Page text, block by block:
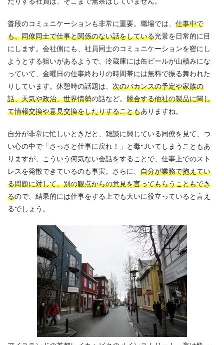
普段のコミュニケーションも非常に重要。職場では、 仕事中で
も、同僚同士で仕事と関係のない話をしている光景を日常的に目
にします。会社側にも、社員同士のコミュニケーションを密にし
ようとする狙いがあるようで、冷蔵庫には缶ビールが山積みにな
っていて、金曜日の仕事終わりの時間帯には無料で振る舞われた
りしています。休憩時の話題は、 次のバカンスの予定や家族の
話、天気や政治、世界情勢の話など。 競合する他社の製品に関し
て情報交換や意見交換をしたりすることもありますね。
自分が非常に忙しいときだと、雑談に興じている同僚を見て、つ
い心の中で「さっさと仕事に戻れ！」と毒づいてしまうこともあ
りますが、こういう何気ない会話をすることで、仕事上でのスト
レスを発散できているのも事実。さらに、 自分が業務で抱えてい
る問題に対して、別の観点からの意見を言ってもらうこともでき
るので、結果的には仕事をする上でも大いに役立っていると言え
るでしょう。